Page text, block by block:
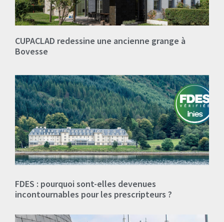
CUPACLAD redessine une ancienne grange à
Bovesse
FDES : pourquoi sont-elles devenues
incontournables pour les prescripteurs ?